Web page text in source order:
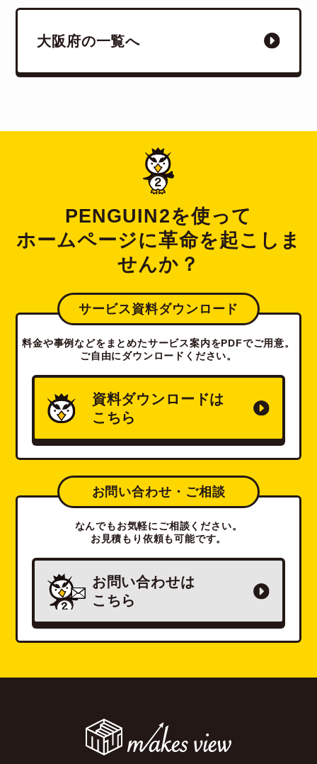
大阪府の一覧へ
PENGUIN2を使って
ホームページに革命を起こしま
せんか？
サービス資料ダウンロード
料金や事例などをまとめたサービス案内をPDFでご用意。
ご自由にダウンロードください。
資料ダウンロードは
こちら
お問い合わせ・ご相談
なんでもお気軽にご相談ください。
お見積もり依頼も可能です。
お問い合わせは
こちら